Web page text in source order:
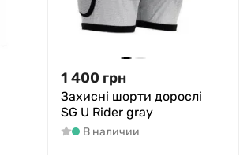
1 400 грн
Захисні шорти дорослі
SG U Rider gray
В наличии